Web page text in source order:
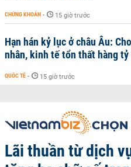
CHỨNG KHOÁN - 15 giờ trước
Hạn hán kỷ lục ở châu Âu:
nhân, kinh tế tổn thất hàng tỷ
QUỐC TẾ - 15 giờ trước
Lãi thuần từ dịch